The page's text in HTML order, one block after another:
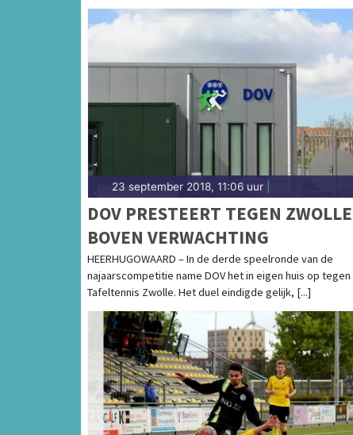
23 september 2018, 11:06 uur
DOV PRESTEERT TEGEN ZWOLLE
BOVEN VERWACHTING
HEERHUGOWAARD – In de derde speelronde van de
najaarscompetitie name DOV het in eigen huis op tegen
Tafeltennis Zwolle. Het duel eindigde gelijk, [...]